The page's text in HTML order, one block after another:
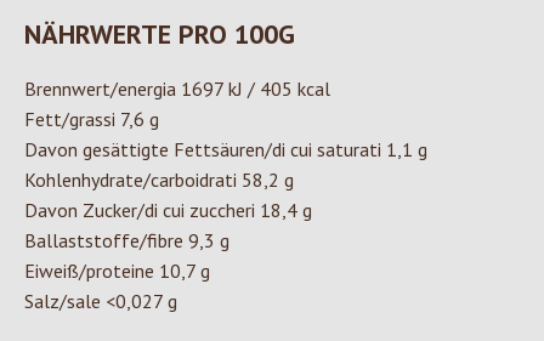
NÄHRWERTE PRO 100G
Brennwert/energia 1697 kJ / 405 kcal
Fett/grassi 7,6 g
Davon gesättigte Fettsäuren/di cui saturati 1,1 g
Kohlenhydrate/carboidrati 58,2 g
Davon Zucker/di cui zuccheri 18,4 g
Ballaststoffe/fibre 9,3 g
Eiweiß/proteine 10,7 g
Salz/sale <0,027 g